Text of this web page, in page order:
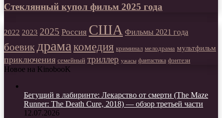
Стеклянный купол фильм 2025 года
2022 2023 2025 Россия США Фильмы 2021 года
боевик драма комедия криминал мелодрама мультфильм
приключения семейный триллер ужасы фантастика фэнтези
Новое на KinobooK
Бегущий в лабиринте: Лекарство от смерти (The Maze
Runner: The Death Cure, 2018) — обзор третьей части
12.07.2026